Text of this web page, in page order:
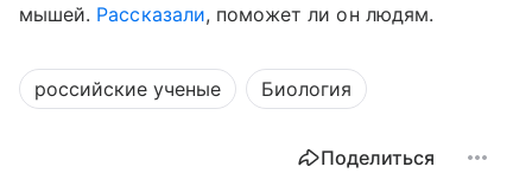
мышей. Рассказали, поможет ли он людям.
российские ученые Биология
Поделиться